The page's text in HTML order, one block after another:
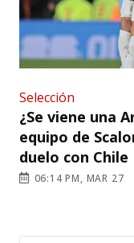
Selección
¿Se viene una
equipo de
duelo con Chile
06:14 PM, MAR 27